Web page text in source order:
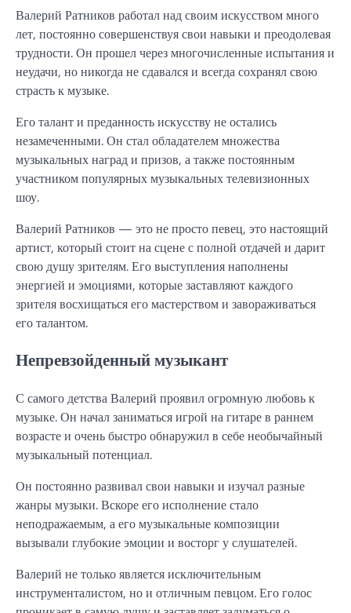
Валерий Ратников работал над своим искусством много
лет, постоянно совершенствуя свои навыки и преодолевая
трудности. Он прошел через многочисленные испытания и
неудачи, но никогда не сдавался и всегда сохранял свою
страсть к музыке.
Его талант и преданность искусству не остались
незамеченными. Он стал обладателем множества
музыкальных наград и призов, а также постоянным
участником популярных музыкальных телевизионных
шоу.
Валерий Ратников — это не просто певец, это настоящий
артист, который стоит на сцене с полной отдачей и дарит
свою душу зрителям. Его выступления наполнены
энергией и эмоциями, которые заставляют каждого
зрителя восхищаться его мастерством и завораживаться
его талантом.
Непревзойденный музыкант
С самого детства Валерий проявил огромную любовь к
музыке. Он начал заниматься игрой на гитаре в раннем
возрасте и очень быстро обнаружил в себе необычайный
музыкальный потенциал.
Он постоянно развивал свои навыки и изучал разные
жанры музыки. Вскоре его исполнение стало
неподражаемым, а его музыкальные композиции
вызывали глубокие эмоции и восторг у слушателей.
Валерий не только является исключительным
инструменталистом, но и отличным певцом. Его голос